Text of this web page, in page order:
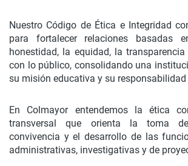
Nuestro Código de Ética e Integridad
para fortalecer relaciones basadas
honestidad, la equidad, la
con lo público, consolidando una
su misión educativa y su
En Colmayor entendemos la ética
transversal que orienta la toma
convivencia y el desarrollo de las
administrativas, investigativas y de